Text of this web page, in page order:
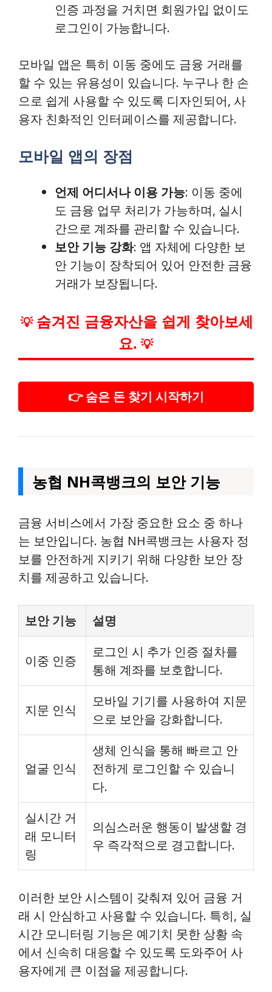
인증 과정을 거치면 회원가입 없이도
로그인이 가능합니다.
모바일 앱은 특히 이동 중에도 금융 거래를
할 수 있는 유용성이 있습니다. 누구나 한 손
으로 쉽게 사용할 수 있도록 디자인되어, 사
용자 친화적인 인터페이스를 제공합니다.
모바일 앱의 장점
언제 어디서나 이용 가능: 이동 중에
도 금융 업무 처리가 가능하며, 실시
간으로 계좌를 관리할 수 있습니다.
보안 기능 강화: 앱 자체에 다양한 보
안 기능이 장착되어 있어 안전한 금융
거래가 보장됩니다.
💡 숨겨진 금융자산을 쉽게 찾아보세
요. 💡
👉 숨은 돈 찾기 시작하기
농협 NH콕뱅크의 보안 기능
금융 서비스에서 가장 중요한 요소 중 하나
는 보안입니다. 농협 NH콕뱅크는 사용자 정
보를 안전하게 지키기 위해 다양한 보안 장
치를 제공하고 있습니다.
보안 기능 설명
이중 인증
로그인 시 추가 인증 절차를
통해 계좌를 보호합니다.
지문 인식
모바일 기기를 사용하여 지문
으로 보안을 강화합니다.
얼굴 인식
생체 인식을 통해 빠르고 안
전하게 로그인할 수 있습니
다.
실시간 거
래 모니터
링
의심스러운 행동이 발생할 경
우 즉각적으로 경고합니다.
이러한 보안 시스템이 갖춰져 있어 금융 거
래 시 안심하고 사용할 수 있습니다. 특히, 실
시간 모니터링 기능은 예기치 못한 상황 속
에서 신속히 대응할 수 있도록 도와주어 사
용자에게 큰 이점을 제공합니다.